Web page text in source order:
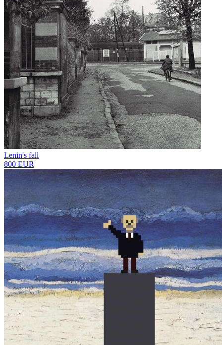
Lenin's fall
800 EUR